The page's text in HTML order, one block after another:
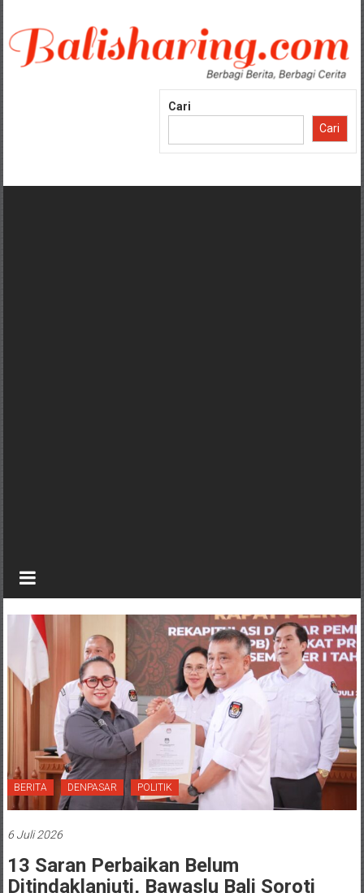
konten
Cari
Cari
BERITA DENPASAR POLITIK
6 Juli 2026
13 Saran Perbaikan Belum
Ditindaklanjuti, Bawaslu Bali Soroti